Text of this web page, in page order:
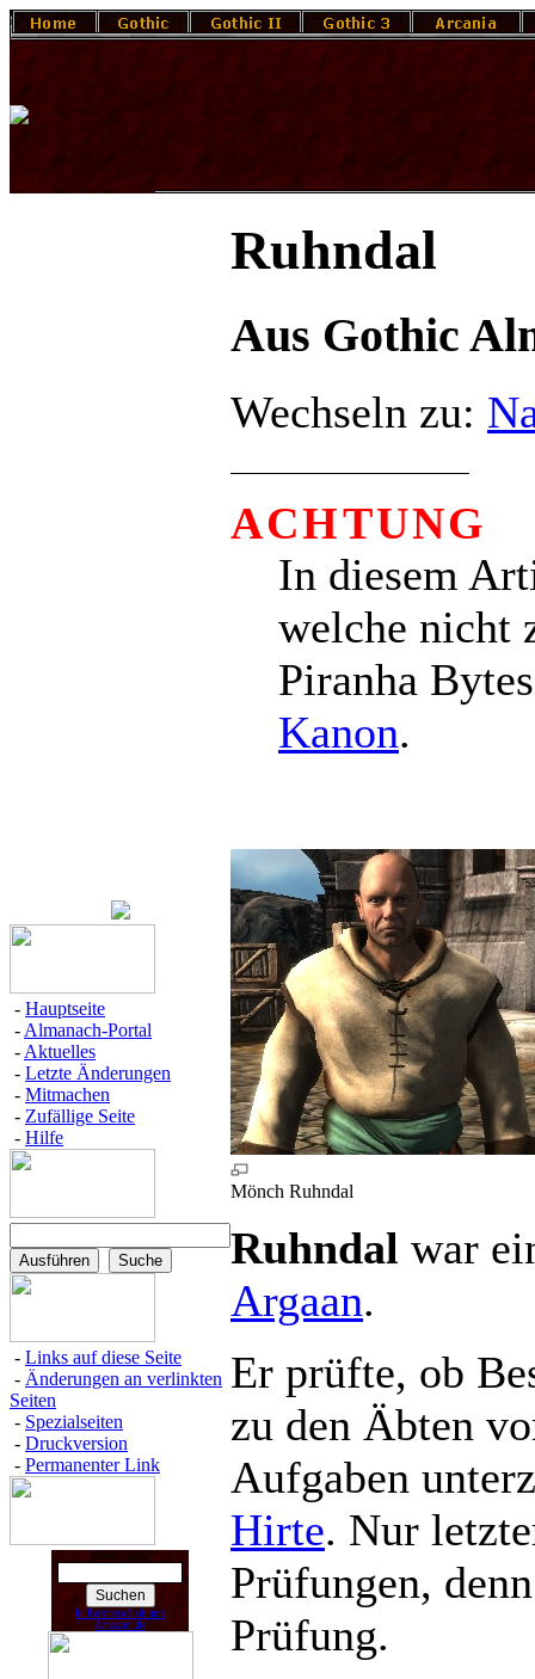
- Hauptseite
- Almanach-Portal
- Aktuelles
- Letzte Änderungen
- Mitmachen
- Zufällige Seite
- Hilfe
- Links auf diese Seite
- Änderungen an verlinkten
Seiten
- Spezialseiten
- Druckversion
- Permanenter Link
Suchen nach:
In Partnerschaft mit
Amazon.de
Ruhndal
Aus Gothic
Wechseln zu:
ACHTUNG
In diesem
welche nicht
Piranha
Kanon.
Mönch Ruhndal
Ruhndal war
Argaan.
Er prüfte, ob
zu den Äbten
Aufgaben
Hirte. Nur
Prüfungen,
Prüfung.